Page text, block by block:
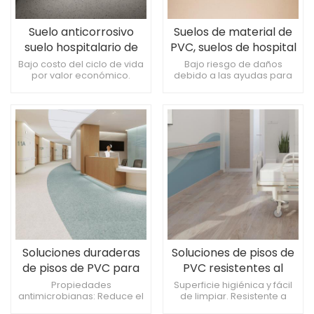
Suelo anticorrosivo
suelo hospitalario de
vinilo pvc
Bajo costo del ciclo de vida
por valor económico.
frecuente. Tolerancia a la
exposición a instrumentos
médicos.
Suelos de material de
PVC, suelos de hospital
de vinilo.
Bajo riesgo de daños
debido a las ayudas para
colores interiores. Puede
de vida.
Soluciones duraderas
de pisos de PVC para
hospitales
Propiedades
antimicrobianas: Reduce el
Soluciones de pisos de
PVC resistentes al
fuego para hospitales
Superficie higiénica y fácil
de limpiar. Resistente a